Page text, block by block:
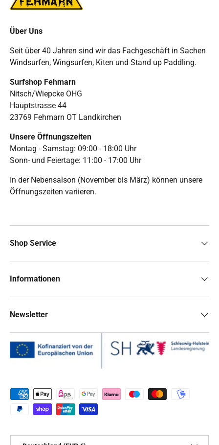
Über Uns
Seit über 40 Jahren sind wir das Fachgeschäft in Sachen
Windsurfen, Wingsurfen, Kiten und Stand up Paddling.
Surfshop Fehmarn
Nitsch/Wiepcke OHG
Hauptstrasse 44
23769 Fehmarn OT Landkirchen
Unsere Öffnungszeiten
Montag - Samstag: 09:00 - 18:00 Uhr
Sonn- und Feiertage: 11:00 - 17:00 Uhr
In der Nebensaison (November bis März) können unsere
Öffnungszeiten variieren.
Shop Service
Informationen
Newsletter
Zahlungsmethoden